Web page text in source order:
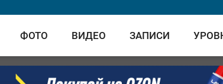
ФОТО ВИДЕО ЗАПИСИ